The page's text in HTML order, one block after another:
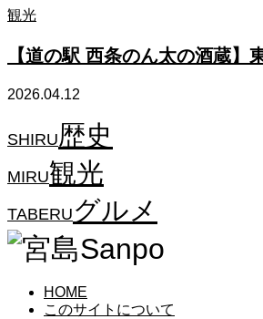
観光
【道の駅 西条のん太の酒蔵
2026.04.12
SHIRU歴史
MIRU観光
TABERU グルメ
HOME
このサイトについて